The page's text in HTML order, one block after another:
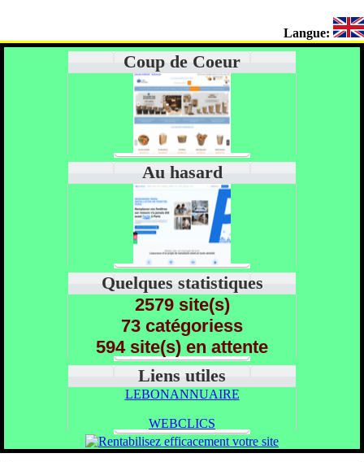
Langue:
Coup de Coeur
Au hasard
Quelques statistiques
2579 site(s)
73 catégoriess
594 site(s) en attente
Liens utiles
LEBONANNUAIRE
WEBCLICS